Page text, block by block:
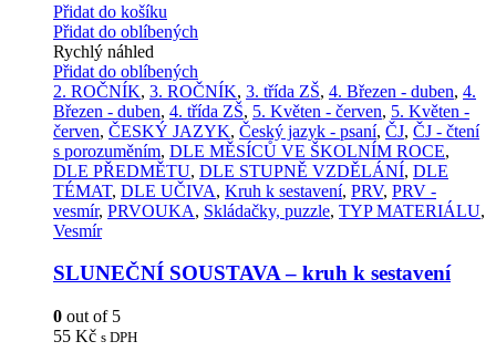
Přidat do košíku
Přidat do oblíbených
Rychlý náhled
Přidat do oblíbených
2. ROČNÍK, 3. ROČNÍK, 3. třída ZŠ, 4. Březen - duben, 4.
Březen - duben, 4. třída ZŠ, 5. Květen - červen, 5. Květen -
červen, ČESKÝ JAZYK, Český jazyk - psaní, ČJ, ČJ - čtení
s porozuměním, DLE MĚSÍCŮ VE ŠKOLNÍM ROCE,
DLE PŘEDMĚTU, DLE STUPNĚ VZDĚLÁNÍ, DLE
TÉMAT, DLE UČIVA, Kruh k sestavení, PRV, PRV -
vesmír, PRVOUKA, Skládačky, puzzle, TYP MATERIÁLU,
Vesmír
SLUNEČNÍ SOUSTAVA – kruh k sestavení
0 out of 5
55 Kč s DPH